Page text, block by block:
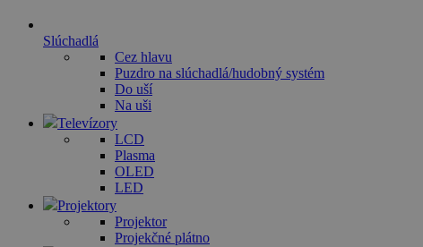
Slúchadlá
Cez hlavu
Puzdro na slúchadlá/hudobný systém
Do uší
Na uši
Televízory
LCD
Plasma
OLED
LED
Projektory
Projektor
Projekčné plátno